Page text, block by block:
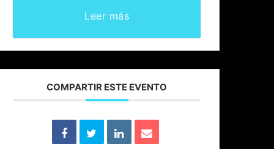
Leer más
COMPARTIR ESTE EVENTO